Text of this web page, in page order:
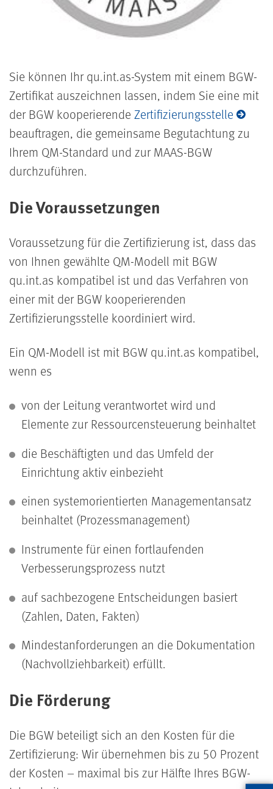
Sie können Ihr qu.int.as-System mit einem BGW-
Zertifikat auszeichnen lassen, indem Sie eine mit
der BGW kooperierende Zertifizierungsstelle
beauftragen, die gemeinsame Begutachtung zu
Ihrem QM-Standard und zur MAAS-BGW
durchzuführen.
Die Voraussetzungen
Voraussetzung für die Zertifizierung ist, dass das
von Ihnen gewählte QM-Modell mit BGW
qu.int.as kompatibel ist und das Verfahren von
einer mit der BGW kooperierenden
Zertifizierungsstelle koordiniert wird.
Ein QM-Modell ist mit BGW qu.int.as kompatibel,
wenn es
von der Leitung verantwortet wird und
Elemente zur Ressourcensteuerung beinhaltet
die Beschäftigten und das Umfeld der
Einrichtung aktiv einbezieht
einen systemorientierten Managementansatz
beinhaltet (Prozessmanagement)
Instrumente für einen fortlaufenden
Verbesserungsprozess nutzt
auf sachbezogene Entscheidungen basiert
(Zahlen, Daten, Fakten)
Mindestanforderungen an die Dokumentation
(Nachvollziehbarkeit) erfüllt.
Die Förderung
Die BGW beteiligt sich an den Kosten für die
Zertifizierung: Wir übernehmen bis zu 50 Prozent
der Kosten – maximal bis zur Hälfte Ihres BGW-